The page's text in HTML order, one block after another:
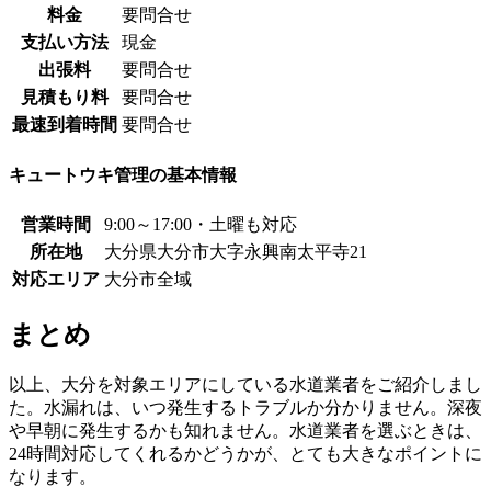
料金
要問合せ
支払い方法
現金
出張料
要問合せ
見積もり料
要問合せ
最速到着時間 要問合せ
キュートウキ管理の基本情報
営業時間
9:00～17:00・土曜も対応
所在地
大分県大分市大字永興南太平寺21
対応エリア 大分市全域
まとめ
以上、大分を対象エリアにしている水道業者をご紹介しまし
た。水漏れは、いつ発生するトラブルか分かりません。深夜
や早朝に発生するかも知れません。水道業者を選ぶときは、
24時間対応してくれるかどうかが、とても大きなポイントに
なります。